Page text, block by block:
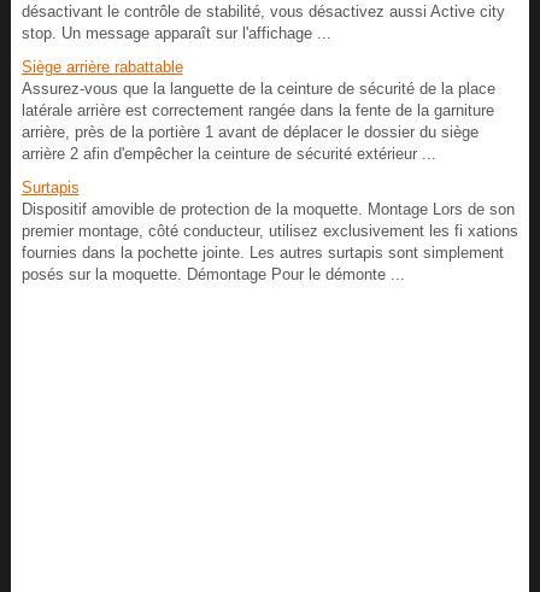
désactivant le contrôle de stabilité, vous désactivez aussi Active city
stop. Un message apparaît sur l'affichage ...
Siège arrière rabattable
Assurez-vous que la languette de la ceinture de sécurité de la place
latérale arrière est correctement rangée dans la fente de la garniture
arrière, près de la portière 1 avant de déplacer le dossier du siège
arrière 2 afin d'empêcher la ceinture de sécurité extérieur ...
Surtapis
Dispositif amovible de protection de la moquette. Montage Lors de son
premier montage, côté conducteur, utilisez exclusivement les fi xations
fournies dans la pochette jointe. Les autres surtapis sont simplement
posés sur la moquette. Démontage Pour le démonte ...